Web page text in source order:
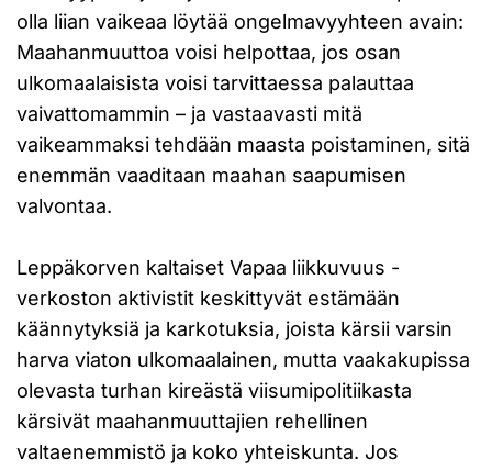
olla liian vaikeaa löytää ongelmavyyhteen avain:
Maahanmuuttoa voisi helpottaa, jos osan
ulkomaalaisista voisi tarvittaessa palauttaa
vaivattomammin – ja vastaavasti mitä
vaikeammaksi tehdään maasta poistaminen, sitä
enemmän vaaditaan maahan saapumisen
valvontaa.
Leppäkorven kaltaiset Vapaa liikkuvuus -
verkoston aktivistit keskittyvät estämään
käännytyksiä ja karkotuksia, joista kärsii varsin
harva viaton ulkomaalainen, mutta vaakakupissa
olevasta turhan kireästä viisumipolitiikasta
kärsivät maahanmuuttajien rehellinen
valtaenemmistö ja koko yhteiskunta. Jos